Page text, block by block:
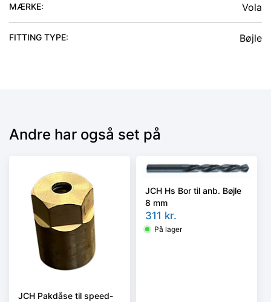
MÆRKE: Vola
FITTING TYPE: Bøjle
Andre har også set på
JCH Pakdåse til speed-
JCH Hs Bor til anb. Bøjle
8 mm
311 kr.
På lager